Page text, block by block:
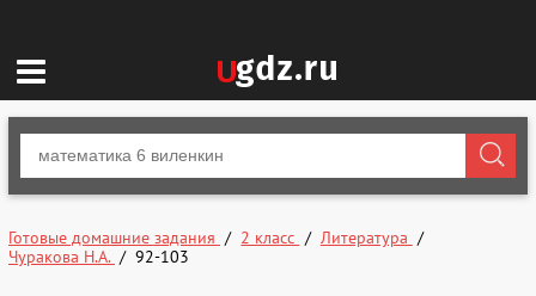
Готовые домашние задания 2 класс
Литература
Чуракова Н.А.
92-103